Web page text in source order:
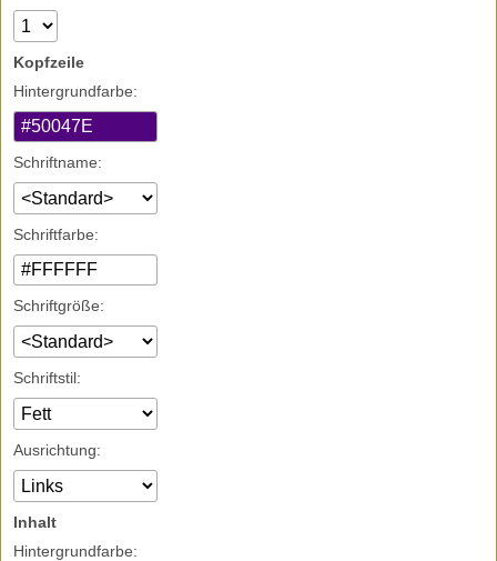
Kopfzeile
Hintergrundfarbe:
Schriftname:
Schriftfarbe:
Schriftgröße:
Schriftstil:
Ausrichtung:
Inhalt
Hintergrundfarbe: